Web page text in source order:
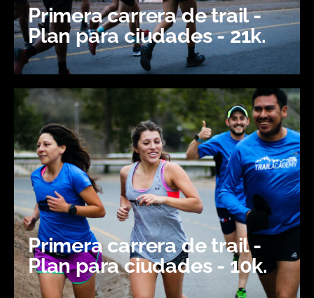
Primera carrera de trail -
Plan para ciudades - 21k.
Primera carrera de trail -
Plan para ciudades - 10k. ​